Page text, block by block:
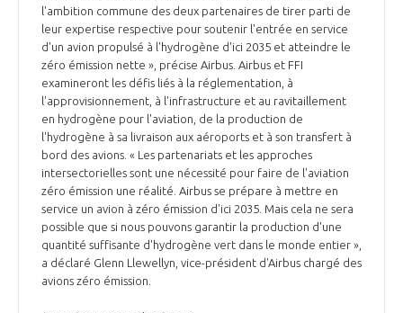
l'ambition commune des deux partenaires de tirer parti de
leur expertise respective pour soutenir l'entrée en service
d'un avion propulsé à l'hydrogène d'ici 2035 et atteindre le
zéro émission nette », précise Airbus. Airbus et FFI
examineront les défis liés à la réglementation, à
l'approvisionnement, à l'infrastructure et au ravitaillement
en hydrogène pour l'aviation, de la production de
l'hydrogène à sa livraison aux aéroports et à son transfert à
bord des avions. « Les partenariats et les approches
intersectorielles sont une nécessité pour faire de l'aviation
zéro émission une réalité. Airbus se prépare à mettre en
service un avion à zéro émission d'ici 2035. Mais cela ne sera
possible que si nous pouvons garantir la production d'une
quantité suffisante d'hydrogène vert dans le monde entier »,
a déclaré Glenn Llewellyn, vice-président d'Airbus chargé des
avions zéro émission.